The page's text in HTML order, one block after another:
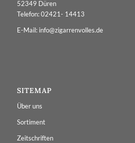
52349 Düren
Telefon: 02421- 14413
E-Mail: info@zigarrenvolles.de
SITEMAP
Über uns
Sortiment
Zeitschriften